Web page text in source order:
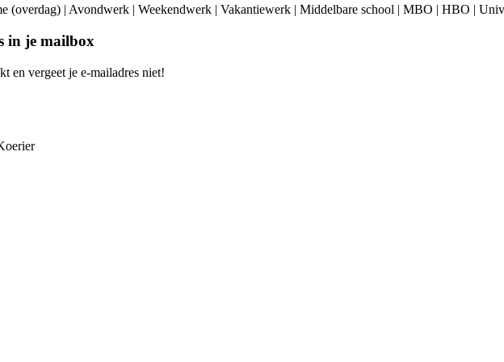
(overdag) | Avondwerk | Weekendwerk | Vakantiewerk | Middelbare school | MBO | HBO |
in je mailbox
en vergeet je e-mailadres niet!